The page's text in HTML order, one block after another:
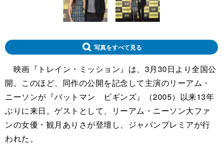
写真をすべて見る
映画『トレイン・ミッション』は、3月30日より全国公
開。このほど、同作の公開を記念して主演のリーアム・
ニーソンが『バットマン ビギンズ』（2005）以来13年
ぶりに来日。ゲストとして、リーアム・ニーソン大ファ
ンの女優・観月ありさが登壇し、ジャパンプレミアが行
われた。